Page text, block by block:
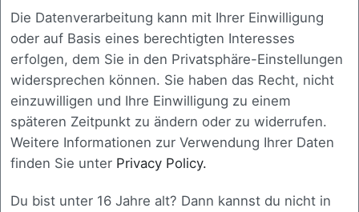
Zierhut IT
Companies are individual, just like their problems and processes.
It is important to us to include this individuality within our custom
software solutions. Our most important value is communication
with you and we take that very seriously every day.
IMPORTANT LINKS
System Status
Die Datenverarbeitung kann mit Ihrer Einwilligung
oder auf Basis eines berechtigten Interesses
erfolgen, dem Sie in den Privatsphäre-Einstellungen
widersprechen können. Sie haben das Recht, nicht
einzuwilligen und Ihre Einwilligung zu einem
späteren Zeitpunkt zu ändern oder zu widerrufen.
Weitere Informationen zur Verwendung Ihrer Daten
finden Sie unter Privacy Policy.
Du bist unter 16 Jahre alt? Dann kannst du nicht in